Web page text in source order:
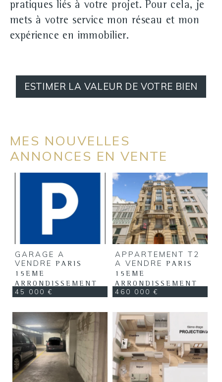
pratiques liés à votre projet. Pour cela, je
mets à votre service mon réseau et mon
expérience en immobilier.
ESTIMER LA VALEUR DE VOTRE BIEN
MES NOUVELLES
ANNONCES EN VENTE
GARAGE A
VENDRE
PARIS
15EME
ARRONDISSEMENT
45 000 €
APPARTEMENT T2
A VENDRE
PARIS
15EME
ARRONDISSEMENT
460 000 €